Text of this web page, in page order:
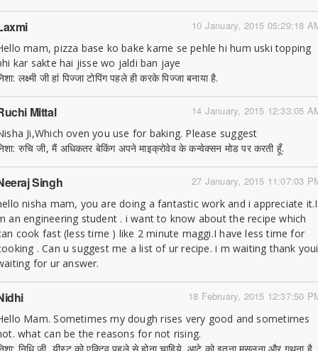
10 January, 2015 05:29:18
mam, pizza base ko bake karne se pehle hi hum uski topping
kar sakte hai jisse wo jaldi ban jaye
लक्ष्मी जी हां पिज्जा टोपिंग पहले ही करके पिज्जा बनाया है.
14 January, 2015 12:33:05
Mittal
Ji,Which oven you use for baking. Please suggest
रुचि जी, मैं अधिकतर बेकिंग अपने माइक्रोवेव के कन्वेक्सन मोड पर करती हूँ.
27 January, 2015 11:07:03
Singh
nisha mam, you are doing a fantastic work and i appreciate it.I
an engineering student . i want to know about the recipe which
cook fast (less time ) like 2 minute maggi.I have less time for
. Can u suggest me a list of ur recipe. i m waiting thank youi
for ur answer.
18 February, 2015 12:37:50
Mam. Sometimes my dough rises very good and sometimes
what can be the reasons for not rising.